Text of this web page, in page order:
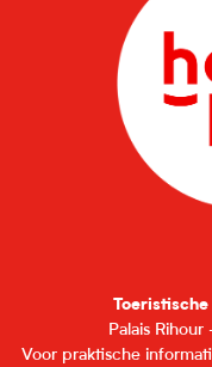
Palais
Voor praktische